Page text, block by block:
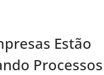
Estão
Processos